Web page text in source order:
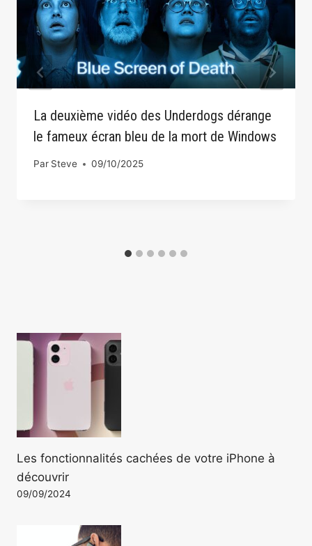
La deuxième vidéo des Underdogs dérange
le fameux écran bleu de la mort de Windows
Par Steve 09/10/2025
Les fonctionnalités cachées de votre iPhone à
découvrir
09/09/2024